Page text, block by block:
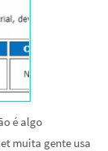
é algo
muita gente usa